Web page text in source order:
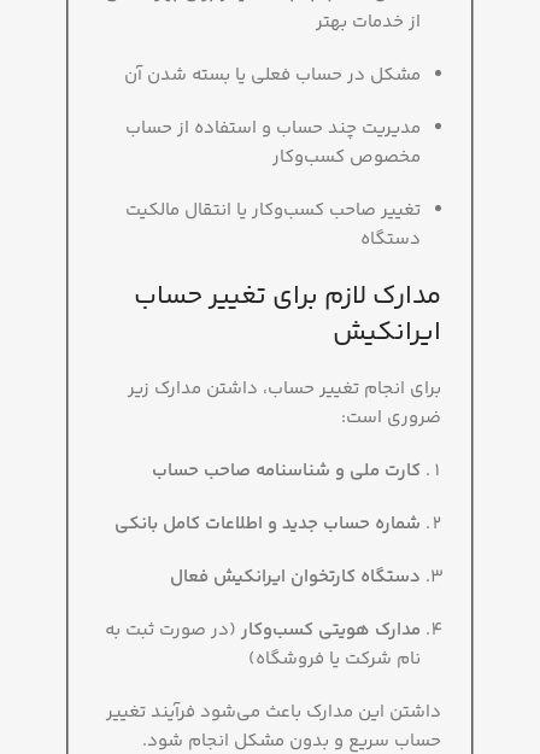
از خدمات بهتر
مشکل در حساب فعلی یا بسته شدن آن
مدیریت چند حساب و استفاده از حساب
مخصوص کسب‌وکار
تغییر صاحب کسب‌وکار یا انتقال مالکیت
دستگاه
مدارک لازم برای تغییر حساب
ایرانکیش
برای انجام تغییر حساب، داشتن مدارک زیر
ضروری است:
کارت ملی و شناسنامه صاحب حساب
شماره حساب جدید و اطلاعات کامل بانکی
دستگاه کارتخوان ایرانکیش فعال
مدارک هویتی کسب‌وکار (در صورت ثبت به
نام شرکت یا فروشگاه)
داشتن این مدارک باعث می‌شود فرآیند تغییر
حساب سریع و بدون مشکل انجام شود.